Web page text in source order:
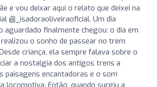
e vou deixar aqui o relato que deixei na
@_isadoraoliveiraoficial. Um dia
aguardado finalmente chegou: o dia em
o sonho de passear no trem
criança, ela sempre falava sobre o
a nostalgia dos antigos trens a
paisagens encantadoras e o som
locomotiva. Então, quando surgiu a